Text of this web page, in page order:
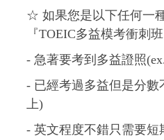
☆ 如果您是以下任何一
『TOEIC多益模考衝刺班
- 急著要考到多益證照
- 已經考過多益但是分數
上)
- 英文程度不錯只需要短